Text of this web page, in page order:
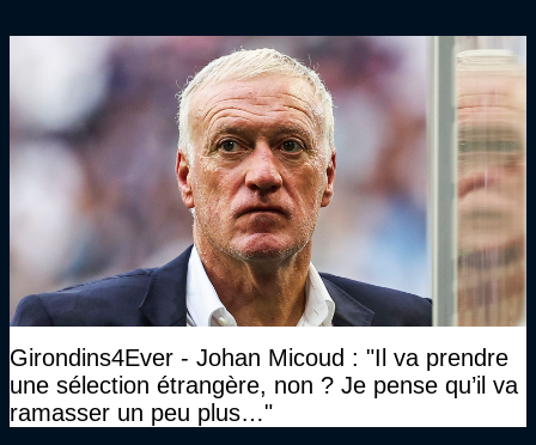
Girondins4Ever - Johan Micoud : "Il va prendre
une sélection étrangère, non ? Je pense qu’il va
ramasser un peu plus…"